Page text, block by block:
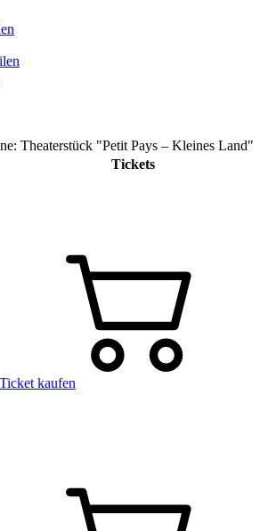
Theaterstück "Petit Pays – Kleines Land"
Tickets
Ticket kaufen